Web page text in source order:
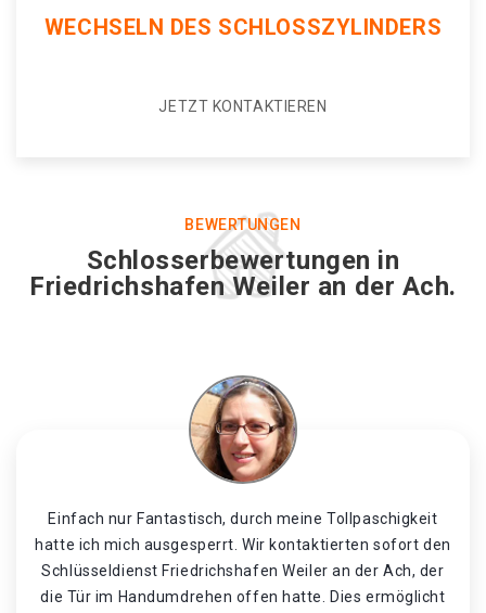
WECHSELN DES SCHLOSSZYLINDERS
JETZT KONTAKTIEREN
BEWERTUNGEN
Schlosserbewertungen in
Friedrichshafen Weiler an der Ach.
Einfach nur Fantastisch, durch meine Tollpaschigkeit
hatte ich mich ausgesperrt. Wir kontaktierten sofort den
Schlüsseldienst Friedrichshafen Weiler an der Ach, der
die Tür im Handumdrehen offen hatte. Dies ermöglicht